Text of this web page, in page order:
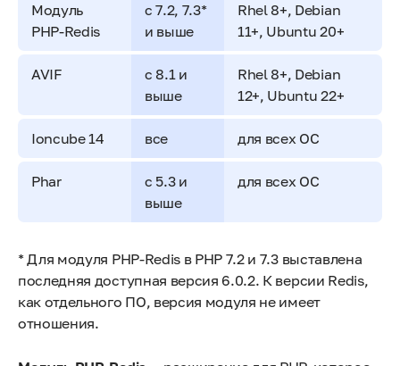
Модуль
PHP-Redis
с 7.2, 7.3*
и выше
Rhel 8+, Debian
11+, Ubuntu 20+
AVIF
с 8.1 и
выше
Rhel 8+, Debian
12+, Ubuntu 22+
Ioncube 14 все для всех ОС
Phar
с 5.3 и
выше
для всех ОС
* Для модуля PHP-Redis в PHP 7.2 и 7.3 выставлена
последняя доступная версия 6.0.2. К версии Redis,
как отдельного ПО, версия модуля не имеет
отношения.